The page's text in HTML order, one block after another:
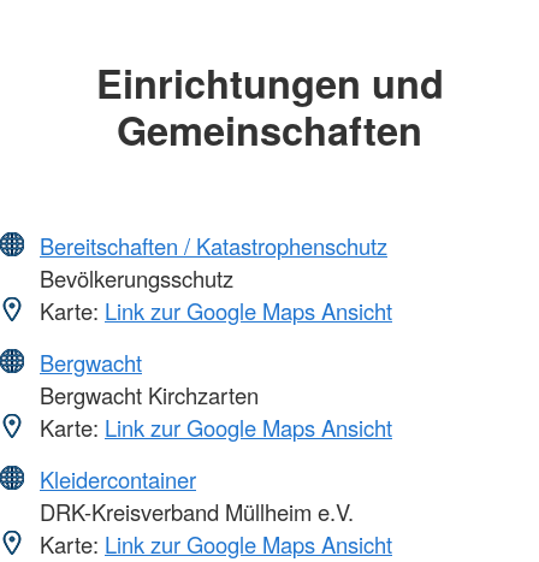
Einrichtungen und
Gemeinschaften
Bereitschaften / Katastrophenschutz
Bevölkerungsschutz
Karte: Link zur Google Maps Ansicht
Bergwacht
Bergwacht Kirchzarten
Karte: Link zur Google Maps Ansicht
Kleidercontainer
DRK-Kreisverband Müllheim e.V.
Karte: Link zur Google Maps Ansicht